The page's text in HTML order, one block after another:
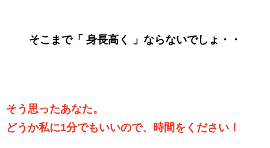
そこまで「 身長高く 」ならないでしょ・・
そう思ったあなた。
どうか私に1分でもいいので、時間をください！